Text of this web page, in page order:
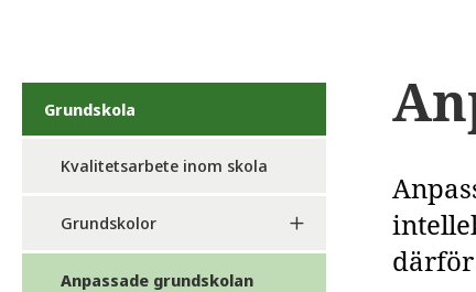
Grundskola
Kvalitetsarbete inom skola
Grundskolor
Anpassade grundskolan